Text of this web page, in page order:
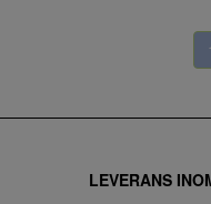
LEVERANS